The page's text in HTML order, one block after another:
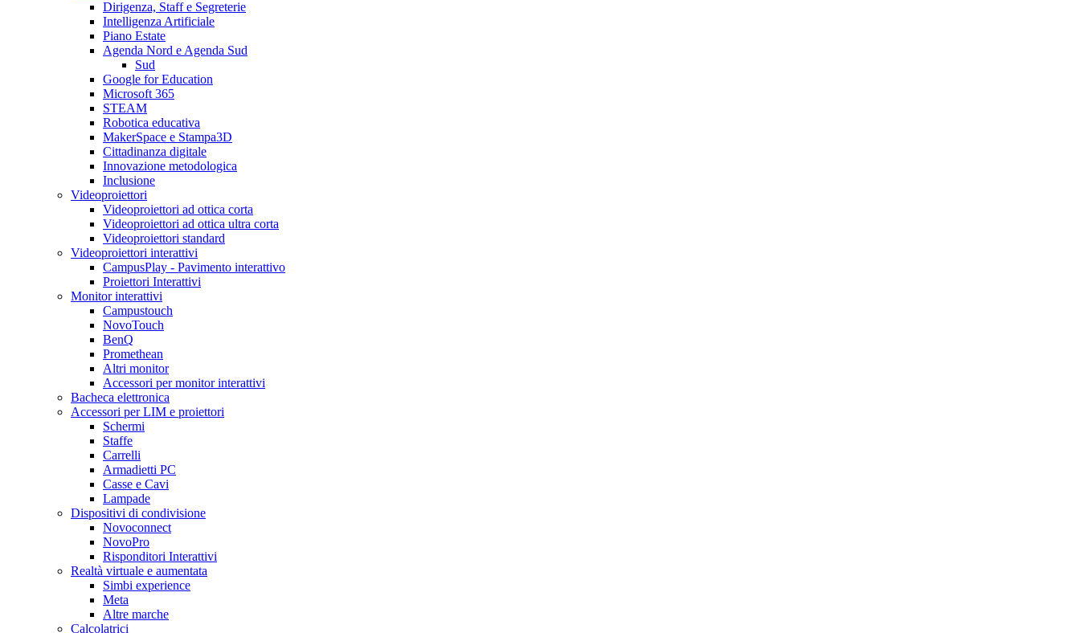
Dirigenza, Staff e Segreterie
Intelligenza Artificiale
Piano Estate
Agenda Nord e Agenda Sud
Sud
Google for Education
Microsoft 365
STEAM
Robotica educativa
MakerSpace e Stampa3D
Cittadinanza digitale
Innovazione metodologica
Inclusione
Videoproiettori
Videoproiettori ad ottica corta
Videoproiettori ad ottica ultra corta
Videoproiettori standard
Videoproiettori interattivi
CampusPlay - Pavimento interattivo
Proiettori Interattivi
Monitor interattivi
Campustouch
NovoTouch
BenQ
Promethean
Altri monitor
Accessori per monitor interattivi
Bacheca elettronica
Accessori per LIM e proiettori
Schermi
Staffe
Carrelli
Armadietti PC
Casse e Cavi
Lampade
Dispositivi di condivisione
Novoconnect
NovoPro
Risponditori Interattivi
Realtà virtuale e aumentata
Simbi experience
Meta
Altre marche
Calcolatrici